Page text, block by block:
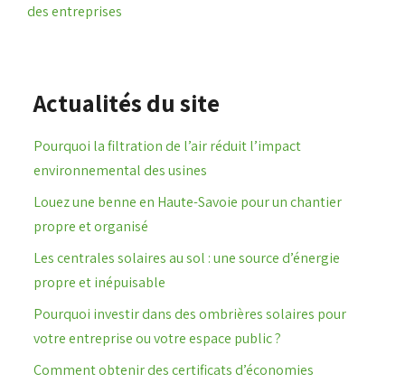
des entreprises
Actualités du site
Pourquoi la filtration de l’air réduit l’impact
environnemental des usines
Louez une benne en Haute-Savoie pour un chantier
propre et organisé
Les centrales solaires au sol : une source d’énergie
propre et inépuisable
Pourquoi investir dans des ombrières solaires pour
votre entreprise ou votre espace public ?
Comment obtenir des certificats d’économies